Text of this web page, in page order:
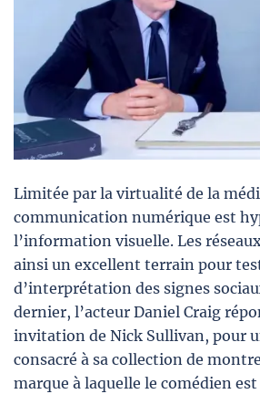
Limitée par la virtualité de la
communication numérique est
l’information visuelle. Les
ainsi un excellent terrain pour
d’interprétation des signes
dernier, l’acteur Daniel Craig
invitation de Nick Sullivan, pour
consacré à sa collection de
marque à laquelle le comédien